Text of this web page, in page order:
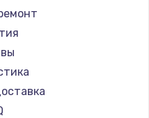
iru
Machenike
DEXP
Teclast
CHUWI
Colorful